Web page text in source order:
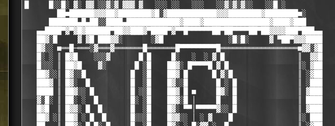
█     █░░█░ ▓░ ▓▓ ░░▓░▓ ▓▓▓ ▓   ░░░ ░░   ░░░   ░░▓░▓░▓░░   ░░█ ░
        ██■██████▓▓▓██▓████████▓█░▓████████████▓▓▓████████▓████████■░
      ███████▄█▄██░░████▄█████████████▓████▓████████████████▓████▓███
   ▄▄████▀▓▀▓█▓██████▀██▓▓███▓▀████▀▓▀▀█▀▀▀▀▀▀██▀██▀▀▀▀██▀██▓▓▓▓███▀███▄▄
   ██▓░█     ▓ ▓█ ███▓▓░       ░▓█                ░█░█░     ▓ ▀██▀▓▓▓████
   █▓░░ ■══█─═══░▓═══▓═══════█═══════█▀▀▀▀▀▀▀▀▀█═══════════════════■▓▓░▓█
   █░ ░ ║ █▓█    ░░░▓       █ █     █░   ░  ░ ▓ █                  ║  ▓▓█
   █░░░ ║ ██▓█    ▓░       █ ░█    ██▓░ █▀▀▀▀█ ▓ █                 ║░ ▓██
   ██▓░░║ █▓░░█           █  ░█    ██▓ █      █ ▓░█                ║ ░▓██
   ███▓ ║ █▓░  █          █  ░█    █▓░░█       █ ░ █               ║ ░███
   ████ ║ ██▓░░ █         █ ░░█    ██▓ █ ■     █▓░ █               ║ ▓███
   ▓░█░ ║ ██░ ░  █        █░ ░█    ██▓░█ │     █   █               ║ ████
   █▓█  ║ █▓▓░ █  █       █  ░█    █▓░ ▀▀│▀▀▀▀▀▓░░ █               ║ ▓███
   ██▓ ░║ ██▓ ░ █  █      █░░░█    █▓▓░░ │ ░ ▓    █                ║░ ███